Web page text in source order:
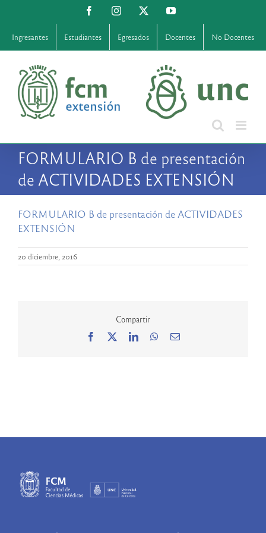
contenido
FacebookInstagram YouTube
Ingresantes Estudiantes Egresados Docentes No Docentes
FORMULARIO B de presentación
de ACTIVIDADES EXTENSIÓN
FORMULARIO B de presentación de ACTIVIDADES
EXTENSIÓN
20 diciembre, 2016
Compartir
Facebook LinkedInWhatsApp
Correo